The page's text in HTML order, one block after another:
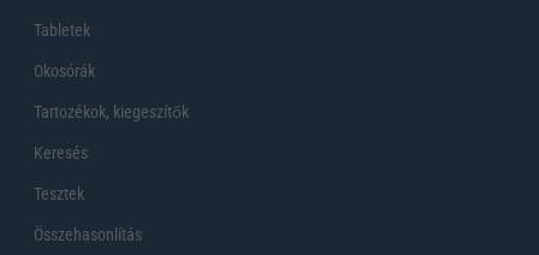
Tabletek
Okosórák
Tartozékok, kiegeszítők
Keresés
Tesztek
Összehasonlítás